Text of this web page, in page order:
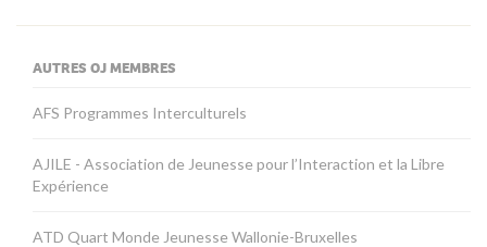
AUTRES OJ MEMBRES
AFS Programmes Interculturels
AJILE - Association de Jeunesse pour l’Interaction et la Libre
Expérience
ATD Quart Monde Jeunesse Wallonie-Bruxelles